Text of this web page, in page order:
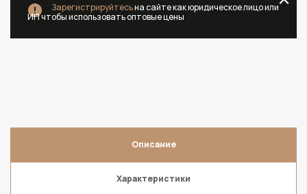
Зарегистрируйтесьна сайте как юридическое лицо или
ИП чтобы использовать оптовые цены
Описание
Характеристики